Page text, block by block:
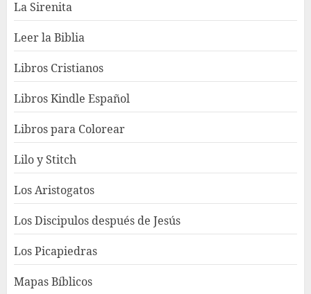
La Sirenita
Leer la Biblia
Libros Cristianos
Libros Kindle Español
Libros para Colorear
Lilo y Stitch
Los Aristogatos
Los Discipulos después de Jesús
Los Picapiedras
Mapas Bíblicos